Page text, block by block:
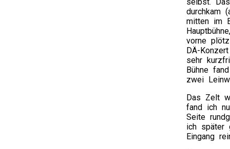
durchkam
mitten im
vorne
DÄ-
sehr
Bühne
zwei
Das Zelt
fand ich
Seite
ich später
Eingang